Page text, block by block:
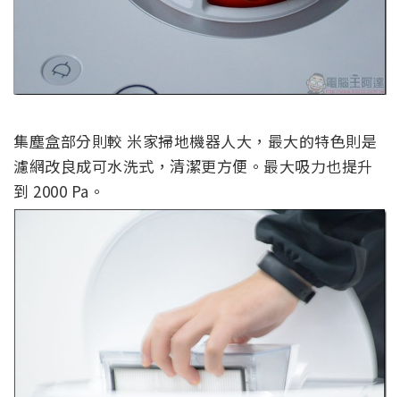
集塵盒部分則較 米家掃地機器人大，最大的特色則是
濾網改良成可水洗式，清潔更方便。最大吸力也提升
到 2000 Pa。